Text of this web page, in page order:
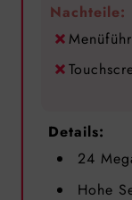
Nachteile:
Details:
24
Hohe